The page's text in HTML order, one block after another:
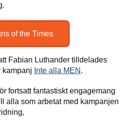
of the Times
Fabian Luthander tilldelades
kampanj Inte alla MEN .
fortsatt fantastiskt engagemang
alla som arbetat med kampanjen